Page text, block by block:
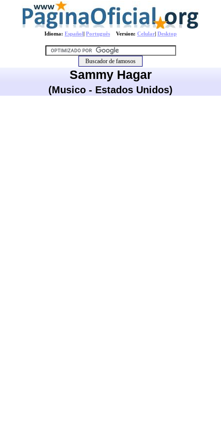
Idioma: Español| Português Version: Celular| Desktop
Sammy Hagar
(Musico - Estados Unidos)